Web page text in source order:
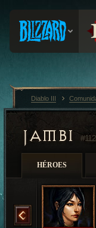
JAMBI
HÉROES
Diablo III